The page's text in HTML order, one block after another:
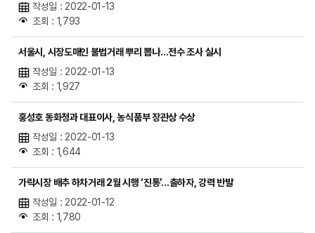
작성일 : 2022-01-13
조회 : 1,793
서울시, 시장도매인 불법거래 뿌리 뽑나…전수 조사 실시
작성일 : 2022-01-13
조회 : 1,927
홍성호 동화청과 대표이사, 농식품부 장관상 수상
작성일 : 2022-01-13
조회 : 1,644
가락시장 배추 하차거래 2월 시행 ‘진통’…출하자, 강력 반발
작성일 : 2022-01-12
조회 : 1,780